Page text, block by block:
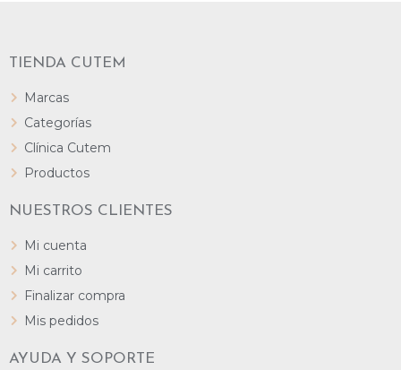
TIENDA CUTEM
Marcas
Categorías
Clínica Cutem
Productos
NUESTROS CLIENTES
Mi cuenta
Mi carrito
Finalizar compra
Mis pedidos
AYUDA Y SOPORTE